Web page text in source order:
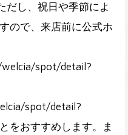
だし、祝日や季節によ
ので、来店前に公式ホ
spot/detail?
spot/detail?
をおすすめします。ま